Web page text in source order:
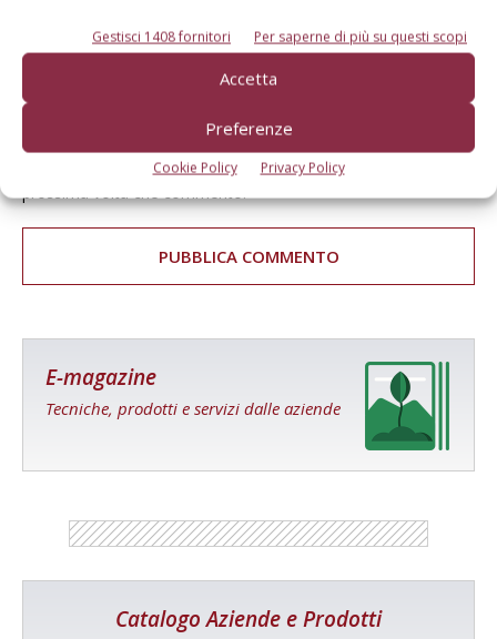
Gestisci 1408 fornitori Per saperne di più su questi scopi
Accetta
Preferenze
Cookie Policy Privacy Policy
Salva il mio nome, email e sito web in questo browser per la
prossima volta che commento.
E-magazine
Tecniche, prodotti e servizi dalle aziende
Catalogo Aziende e Prodotti